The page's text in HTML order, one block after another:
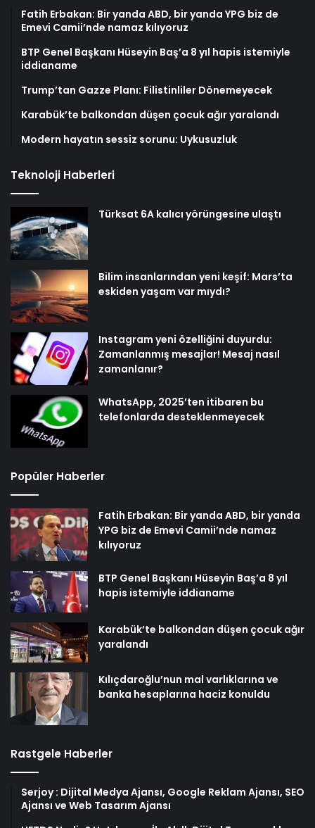
Fatih Erbakan: Bir yanda ABD, bir yanda YPG biz de
Emevi Camii’nde namaz kılıyoruz
BTP Genel Başkanı Hüseyin Baş’a 8 yıl hapis istemiyle
iddianame
Trump’tan Gazze Planı: Filistinliler Dönemeyecek
Karabük’te balkondan düşen çocuk ağır yaralandı
Modern hayatın sessiz sorunu: Uykusuzluk
Teknoloji Haberleri
Türksat 6A kalıcı yörüngesine ulaştı
Bilim insanlarından yeni keşif: Mars’ta
eskiden yaşam var mıydı?
Instagram yeni özelliğini duyurdu:
Zamanlanmış mesajlar! Mesaj nasıl
zamanlanır?
WhatsApp, 2025’ten itibaren bu
telefonlarda desteklenmeyecek
Popüler Haberler
Fatih Erbakan: Bir yanda ABD, bir yanda
YPG biz de Emevi Camii’nde namaz
kılıyoruz
BTP Genel Başkanı Hüseyin Baş’a 8 yıl
hapis istemiyle iddianame
Karabük’te balkondan düşen çocuk ağır
yaralandı
Kılıçdaroğlu’nun mal varlıklarına ve
banka hesaplarına haciz konuldu
Rastgele Haberler
Serjoy : Dijital Medya Ajansı, Google Reklam Ajansı, SEO
Ajansı ve Web Tasarım Ajansı